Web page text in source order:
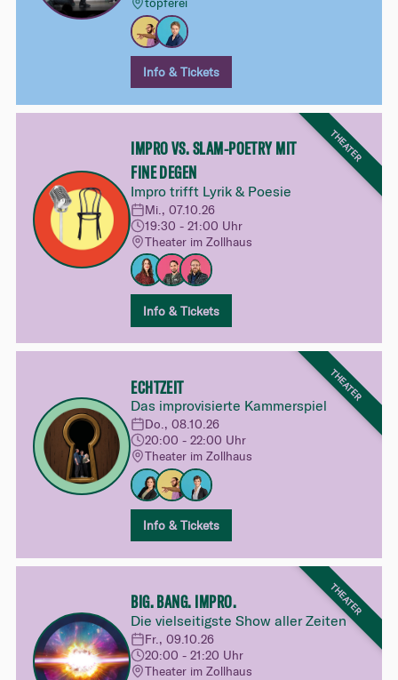
Info & Tickets
THEATER
IMPRO VS. SLAM-POETRY MIT
FINE DEGEN
Impro trifft Lyrik & Poesie
Mi., 07.10.26
19:30 - 21:00 Uhr
Theater im Zollhaus
Info & Tickets
THEATER
ECHTZEIT
Das improvisierte Kammerspiel
Do., 08.10.26
20:00 - 22:00 Uhr
Theater im Zollhaus
Info & Tickets
THEATER
BIG. BANG. IMPRO.
Die vielseitigste Show aller Zeiten
Fr., 09.10.26
20:00 - 21:20 Uhr
Theater im Zollhaus